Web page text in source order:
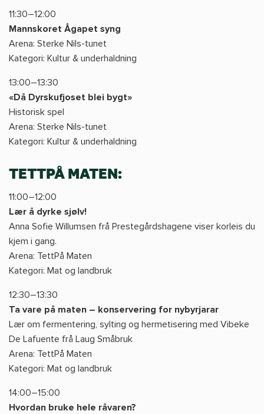
11:30–12:00
Mannskoret Ågapet syng
Arena: Sterke Nils-tunet
Kategori: Kultur & underhaldning
13:00–13:30
«Då Dyrskufjoset blei bygt»
Historisk spel
Arena: Sterke Nils-tunet
Kategori: Kultur & underhaldning
TETTPÅ MATEN:
11:00–12:00
Lær å dyrke sjølv!
Anna Sofie Willumsen frå Prestegårdshagene viser korleis du
kjem i gang.
Arena: TettPå Maten
Kategori: Mat og landbruk
12:30–13:30
Ta vare på maten – konservering for nybyrjarar
Lær om fermentering, sylting og hermetisering med Vibeke
De Lafuente frå Laug Småbruk
Arena: TettPå Maten
Kategori: Mat og landbruk
14:00–15:00
Hvordan bruke hele råvaren?